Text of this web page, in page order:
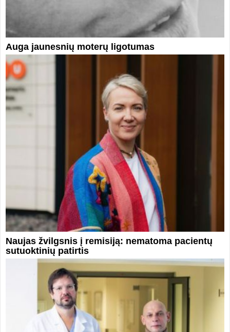
Auga jaunesnių moterų ligotumas
Naujas žvilgsnis į remisiją: nematoma pacientų
sutuoktinių patirtis